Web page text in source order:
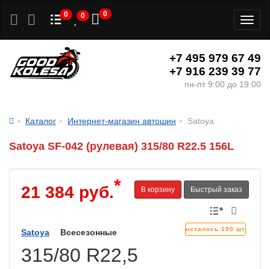
0 0 0
+7 495 979 67 49
+7 916 239 39 77
пн-пт 9:00 до 19:00
Каталог Интернет-магазин автошин Satoya
Satoya SF-042 (рулевая) 315/80 R22.5 156L
21 384 руб.* В корзину Быстрый заказ
Satoya Всесезонные осталось 190 шт
315/80 R22,5